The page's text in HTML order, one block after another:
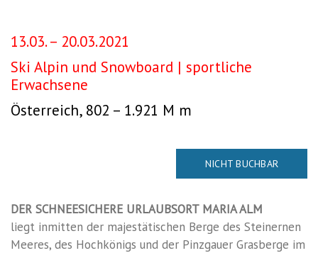
13.03. – 20.03.2021
Ski Alpin und Snowboard | sportliche
Erwachsene
Österreich, 802 – 1.921 M m
NICHT BUCHBAR
DER SCHNEESICHERE URLAUBSORT MARIA ALM
liegt inmitten der majestätischen Berge des Steinernen
Meeres, des Hochkönigs und der Pinzgauer Grasberge im